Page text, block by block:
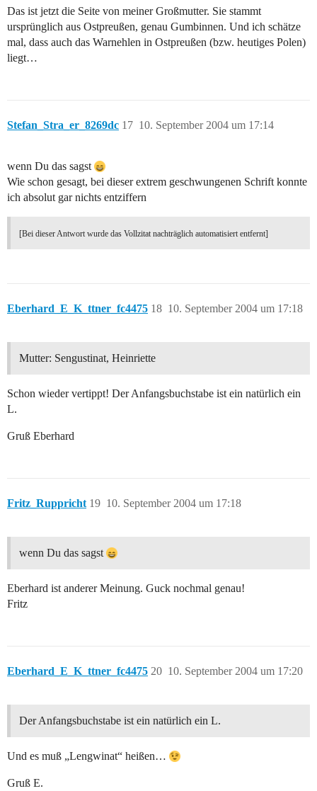
Das ist jetzt die Seite von meiner Großmutter. Sie stammt
ursprünglich aus Ostpreußen, genau Gumbinnen. Und ich schätze
mal, dass auch das Warnehlen in Ostpreußen (bzw. heutiges Polen)
liegt…
Stefan_Stra_er_8269dc 10. September 2004 um 17:14
17
wenn Du das sagst
Wie schon gesagt, bei dieser extrem geschwungenen Schrift konnte
ich absolut gar nichts entziffern
[Bei dieser Antwort wurde das Vollzitat nachträglich automatisiert entfernt]
Eberhard_E_K_ttner_fc4475 10. September 2004 um 17:18
18
Mutter: Sengustinat, Heinriette
Schon wieder vertippt! Der Anfangsbuchstabe ist ein natürlich ein
L.
Gruß Eberhard
Fritz_Ruppricht 10. September 2004 um 17:18
19
wenn Du das sagst
Eberhard ist anderer Meinung. Guck nochmal genau!
Fritz
Eberhard_E_K_ttner_fc4475 10. September 2004 um 17:20
20
Der Anfangsbuchstabe ist ein natürlich ein L.
Und es muß „Lengwinat“ heißen…
Gruß E.